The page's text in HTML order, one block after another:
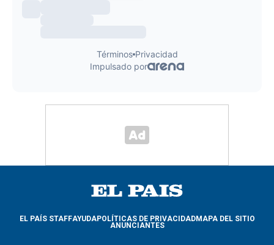
EL PAÍS STAFFAYUDAPOLÍTICAS DE PRIVACIDADMAPA DEL SITIO
ANUNCIANTES